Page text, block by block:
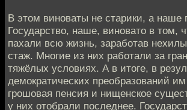
В этом виноваты не старики, а наше
Государство, наше, виновато в том,
пахали всю жизнь, заработав
стаж. Многие из них работали за
тяжёлых условиях. А в итоге, в
демократических преобразований
грошовая пенсия и нищенское
у них отобрали последнее.